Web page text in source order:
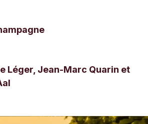
Léger, Jean-Marc Quarin et